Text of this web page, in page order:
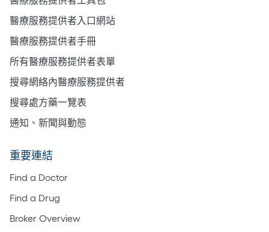
醫療服務提供者入口網站
醫療服務提供者手冊
所有醫療服務提供者表單
搜尋網絡內醫療服務提供者
搜尋處方藥一覽表
通知、新聞與動態
重要連結
Find a Doctor
Find a Drug
Broker Overview